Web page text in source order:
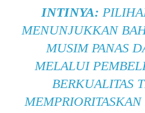
INTINYA:
MENUNJUKKAN
MUSIM PANAS
MELALUI
BERKUALITAS